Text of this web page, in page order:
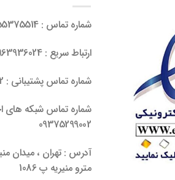
شماره تماس : 02155375514
ارتباط سریع : 09963936024
شماره تماس پشتیبانی : 09375299002
شماره تماس شبکه های
09375299002
آدرس : تهران ، میدان
مترو منیریه پ 1086